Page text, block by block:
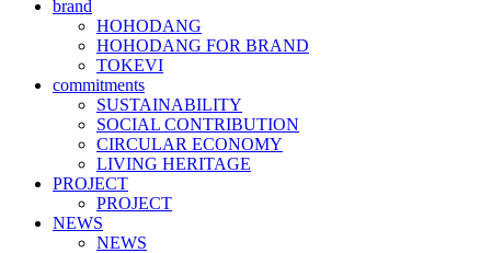
brand
HOHODANG
HOHODANG FOR BRAND
TOKEVI
commitments
SUSTAINABILITY
SOCIAL CONTRIBUTION
CIRCULAR ECONOMY
LIVING HERITAGE
PROJECT
PROJECT
NEWS
NEWS